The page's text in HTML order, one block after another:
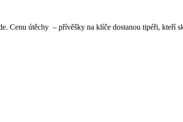
Cenu útěchy – přívěšky na klíče dostanou tipéři, kteří